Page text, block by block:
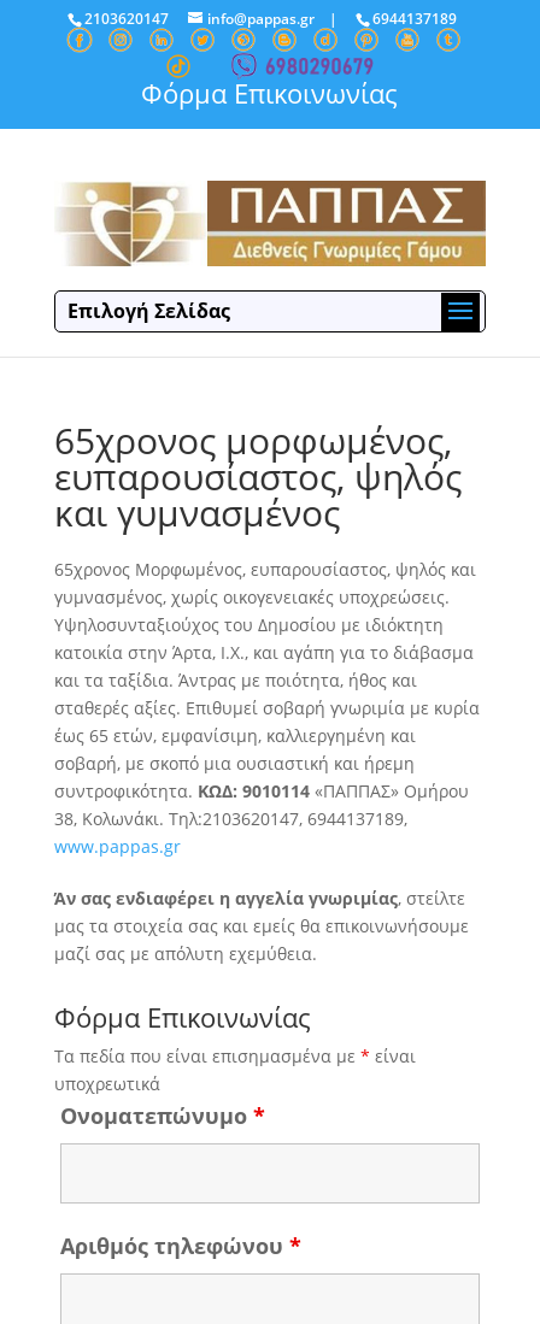
2103620147 info@pappas.gr| 6944137189
Φόρμα Επικοινωνίας
Επιλογή Σελίδας
65χρονος μορφωμένος,
ευπαρουσίαστος, ψηλός
και γυμνασμένος
65χρονος Μορφωμένος, ευπαρουσίαστος, ψηλός και
γυμνασμένος, χωρίς οικογενειακές υποχρεώσεις.
Υψηλοσυνταξιούχος του Δημοσίου με ιδιόκτητη
κατοικία στην Άρτα, Ι.Χ., και αγάπη για το διάβασμα
και τα ταξίδια. Άντρας με ποιότητα, ήθος και
σταθερές αξίες. Επιθυμεί σοβαρή γνωριμία με κυρία
έως 65 ετών, εμφανίσιμη, καλλιεργημένη και
σοβαρή, με σκοπό μια ουσιαστική και ήρεμη
συντροφικότητα. ΚΩΔ: 9010114«ΠΑΠΠΑΣ» Ομήρου
38, Κολωνάκι. Τηλ:2103620147, 6944137189,
www.pappas.gr
Άν σας ενδιαφέρει η αγγελία γνωριμίας, στείλτε
μας τα στοιχεία σας και εμείς θα επικοινωνήσουμε
μαζί σας με απόλυτη εχεμύθεια.
Φόρμα Επικοινωνίας
Τα πεδία που είναι επισημασμένα με * είναι
υποχρεωτικά
Ονοματεπώνυμο *
Αριθμός τηλεφώνου *